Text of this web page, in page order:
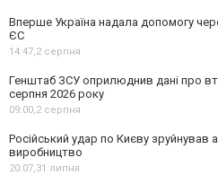
Вперше Україна надала допомогу
ЄС
14:47, 2 серпня
Генштаб ЗСУ оприлюднив дані про
серпня 2026 року
09:00, 2 серпня
Російський удар по Києву зруйнував
виробництво
20:07, 31 липня